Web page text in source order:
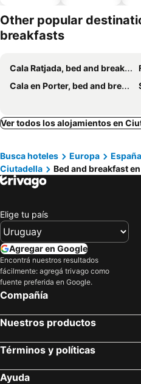
Other popular
breakfasts
Cala Ratjada, bed and breakfasts
Cala en Porter, bed and breakfasts
Ver todos los alojamientos en
Busca hoteles Europa España
Ciutadella
Bed and breakfast
Elige tu país
Agregar en Google
Encontrá nuestros resultados
fácilmente: agregá trivago como
fuente preferida en Google.
Compañía
Nuestros productos
Términos y políticas
Ayuda